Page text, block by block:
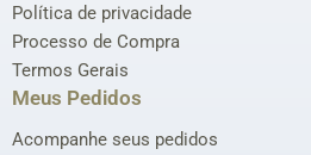
Política de privacidade
Processo de Compra
Termos Gerais
Meus Pedidos
Acompanhe seus pedidos